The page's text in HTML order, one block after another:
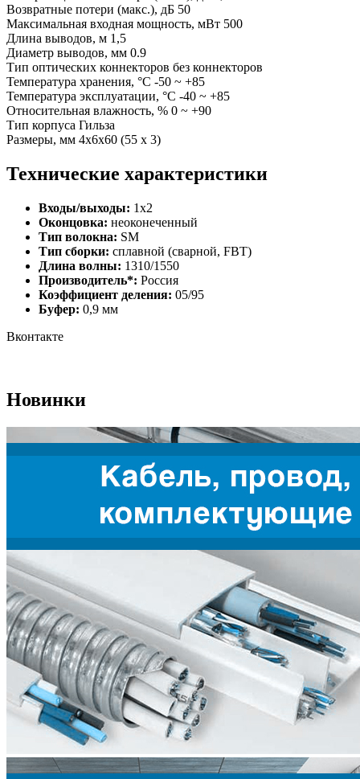
Возвратные потери (макс.), дБ 50
Максимальная входная мощность, мВт 500
Длина выводов, м 1,5
Диаметр выводов, мм 0.9
Тип оптических коннекторов без коннекторов
Температура хранения, °C -50 ~ +85
Температура эксплуатации, °C -40 ~ +85
Относительная влажность, % 0 ~ +90
Тип корпуса Гильза
Размеры, мм 4x6x60 (55 х 3)
Технические характеристики
Входы/выходы: 1x2
Оконцовка: неоконеченный
Тип волокна: SM
Тип сборки: сплавной (сварной, FBT)
Длина волны: 1310/1550
Производитель*: Россия
Коэффициент деления: 05/95
Буфер: 0,9 мм
Вконтакте
Новинки